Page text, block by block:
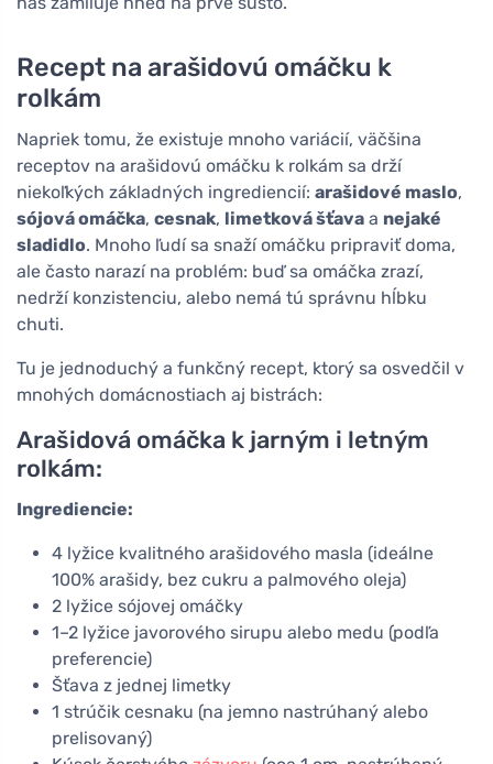
Recept na arašidovú omáčku k
rolkám
Napriek tomu, že existuje mnoho variácií, väčšina
receptov na arašidovú omáčku k rolkám sa drží
niekoľkých základných ingrediencií: arašidové maslo,
sójová omáčka, cesnak, limetková šťava a nejaké
sladidlo. Mnoho ľudí sa snaží omáčku pripraviť doma,
ale často narazí na problém: buď sa omáčka zrazí,
nedrží konzistenciu, alebo nemá tú správnu hĺbku
chuti.
Tu je jednoduchý a funkčný recept, ktorý sa osvedčil v
mnohých domácnostiach aj bistrách:
Arašidová omáčka k jarným i letným
rolkám:
Ingrediencie:
4 lyžice kvalitného arašidového masla (ideálne
100% arašidy, bez cukru a palmového oleja)
2 lyžice sójovej omáčky
1–2 lyžice javorového sirupu alebo medu (podľa
preferencie)
Šťava z jednej limetky
1 strúčik cesnaku (na jemno nastrúhaný alebo
prelisovaný)